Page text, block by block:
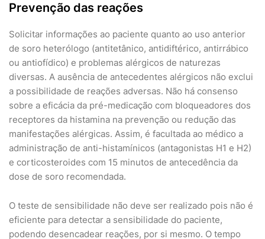
Prevenção das reações
Solicitar informações ao paciente quanto ao uso anterior
de soro heterólogo (antitetânico, antidiftérico, antirrábico
ou antiofídico) e problemas alérgicos de naturezas
diversas. A ausência de antecedentes alérgicos não exclui
a possibilidade de reações adversas. Não há consenso
sobre a eficácia da pré-medicação com bloqueadores dos
receptores da histamina na prevenção ou redução das
manifestações alérgicas. Assim, é facultada ao médico a
administração de anti-histamínicos (antagonistas H1 e H2)
e corticosteroides com 15 minutos de antecedência da
dose de soro recomendada.
O teste de sensibilidade não deve ser realizado pois não é
eficiente para detectar a sensibilidade do paciente,
podendo desencadear reações, por si mesmo. O tempo